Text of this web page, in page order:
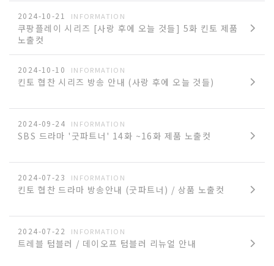
2024-10-21 INFORMATION
쿠팡플레이 시리즈 [사랑 후에 오늘 것들] 5화 킨토 제품
노출컷
2024-10-10 INFORMATION
킨토 협찬 시리즈 방송 안내 (사랑 후에 오늘 것들)
2024-09-24 INFORMATION
SBS 드라마 '굿파트너' 14화 ~16화 제품 노출컷
2024-07-23 INFORMATION
킨토 협찬 드라마 방송안내 (굿파트너) / 상품 노출컷
2024-07-22 INFORMATION
트레블 텀블러 / 데이오프 텀블러 리뉴얼 안내